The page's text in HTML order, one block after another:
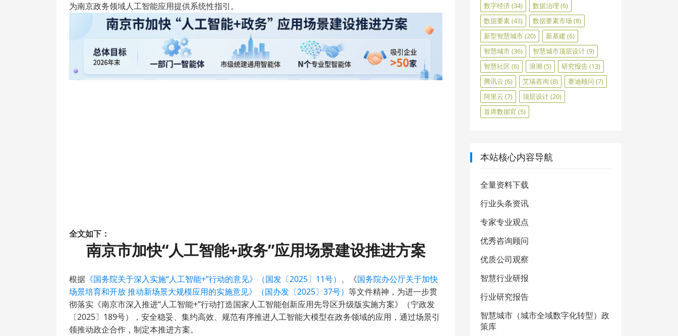
为南京政务领域人工智能应用提供系统性指引。
全文如下：
南京市加快“人工智能+政务”应用场景建设推进方案
根据 《国务院关于深入实施“人工智能+”行动的意见》（国发〔2025〕11号） 、《国务院办公厅关于加快
场景培育和开放 推动新场景大规模应用的实施意见》（国办发〔2025〕37号） 等文件精神，为进一步贯
彻落实《南京市深入推进“人工智能+”行动打造国家人工智能创新应用先导区升级版实施方案》（宁政发
〔2025〕189号），安全稳妥、集约高效、规范有序推进人工智能大模型在政务领域的应用，通过场景引
领推动政企合作，制定本推进方案。
数字经济(34) 数据治理 (6)
数据要素(43) 数据要素市场 (8)
新型智慧城市(20) 新基建 (6)
智慧城市(36) 智慧城市顶层设计(9)
智慧社区 (6) 浪潮(5) 研究报告(13)
腾讯云 (6) 艾瑞咨询 (8) 赛迪顾问 (7)
阿里云 (7) 顶层设计(20)
首席数据官 (5)
本站核心内容导航
全量资料下载
行业头条资讯
专家专业观点
优秀咨询顾问
优质公司观察
智慧行业研报
行业研究报告
智慧城市（城市全域数字化转型）政
策库